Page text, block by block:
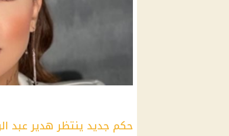
حكم جديد ينتظر هدير عبد الرازق